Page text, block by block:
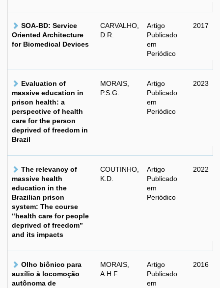
SOA-BD: Service
Oriented Architecture
for Biomedical Devices
CARVALHO,
D.R.
Artigo
Publicado
em
Periódico
2017
Evaluation of
massive education in
prison health: a
perspective of health
care for the person
deprived of freedom in
Brazil
MORAIS,
P.S.G.
Artigo
Publicado
em
Periódico
2023
The relevancy of
massive health
education in the
Brazilian prison
system: The course
“health care for people
deprived of freedom”
and its impacts
COUTINHO,
K.D.
Artigo
Publicado
em
Periódico
2022
Olho biônico para
auxílio à locomoção
autônoma de
MORAIS,
A.H.F.
Artigo
Publicado
em
2016